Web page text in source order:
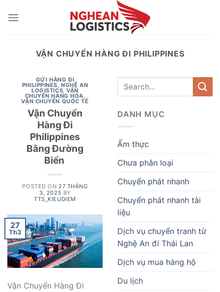
VẬN CHUYỂN HÀNG ĐI PHILIPPINES
GỬI HÀNG ĐI
PHILIPPINES,NGHỆ AN
LOGISTICS,VẬN
CHUYỂN HÀNG HÓA,
VẬN CHUYỂN QUỐC TẾ
Vận Chuyển
Hàng Đi
Philippines
Bằng Đường
Biển
POSTED ON 27 THÁNG
3, 2025 BY
TTS_KIEUDIEM
27
Th3
Vận Chuyển Hàng Đi
DANH MỤC
Ẩm thực
Chưa phân loại
Chuyển phát nhanh
Chuyển phát nhanh tài
liệu
Dịch vụ chuyển tranh từ
Nghệ An đi Thái Lan
Dịch vụ mua hàng hộ
Du lịch